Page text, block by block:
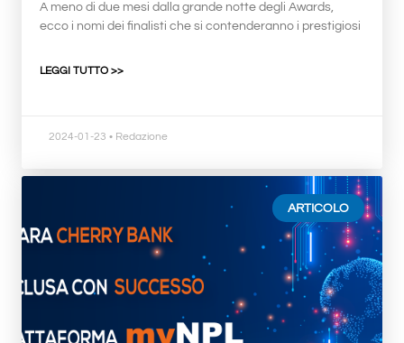
A meno di due mesi dalla grande notte degli Awards,
ecco i nomi dei finalisti che si contenderanno i prestigiosi
LEGGI TUTTO >>
2024-01-23 • Redazione
ARTICOLO